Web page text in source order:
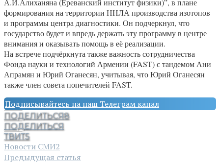
А.И.Алиханяна (Ереванский институт физики)”, в плане
формирования на территории ННЛА производства изотопов
и программы центра диагностики. Он подчеркнул, что
государство будет и впредь держать эту программу в центре
внимания и оказывать помощь в её реализации.
На встрече подчёркнута также важность сотрудничества
Фонда науки и технологий Армении (FAST) с тандемом Ани
Апрамян и Юрий Оганесян, учитывая, что Юрий Оганесян
также член совета попечителей FAST.
Подписывайтесь на наш Телеграм канал
ПОДЕЛИТЬСЯ8
ПОДЕЛИТЬСЯ
ТВИТ5
Новости СМИ2
Предыдущая статья